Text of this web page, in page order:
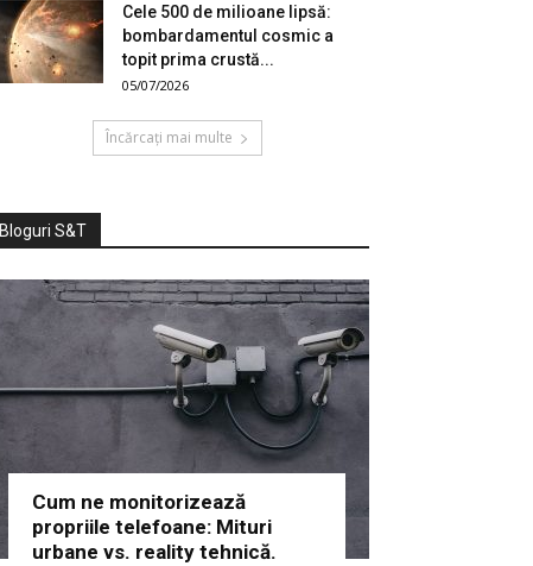
Cele 500 de milioane lipsă:
bombardamentul cosmic a
topit prima crustă...
05/07/2026
Încărcați mai multe
Bloguri S&T
Cum ne monitorizează
propriile telefoane: Mituri
urbane vs. reality tehnică.